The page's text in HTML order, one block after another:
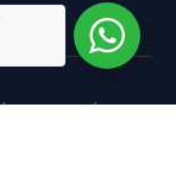
reservados